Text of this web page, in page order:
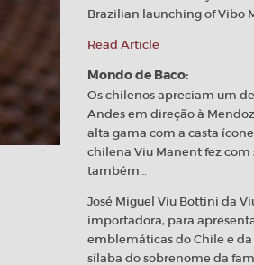
Brazilian launching of Vibo
Read Article
Mondo de Baco:
Os chilenos apreciam um
Andes em direção à
alta gama com a casta
chilena Viu Manent fez com
também…
José Miguel Viu Bottini da
importadora, para
emblemáticas do Chile e
sílaba do sobrenome da